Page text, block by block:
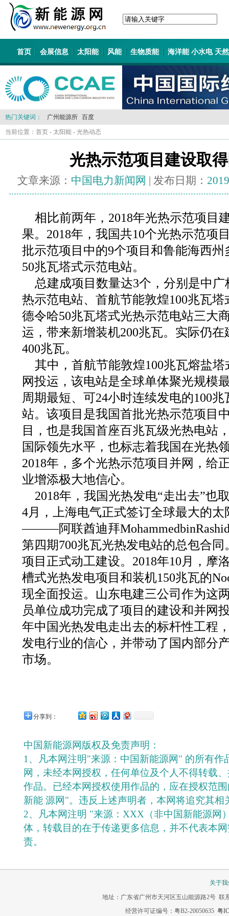
首页 会展信息 太阳能 风能 生物质能 海洋能 小水电 天
热门关键词： 广州能源所 百度
当前位置： 首页 - 太阳能 - 光热动态
光热示范项目建设取
文章来源： 中国电力新闻网 | 发布日期：
相比前两年，2018年光热示范项目
果。2018年，我国共10个光热示范项
批示范项目中的9个项目和鲁能海西
50兆瓦塔式示范电站。
总建成项目数量达3个，分别是中
热示范电站、首航节能敦煌100兆瓦
德令哈50兆瓦塔式光热示范电站三大
运，带来新增装机200兆瓦。实际仍
400兆瓦。
其中，首航节能敦煌100兆瓦熔盐
网投运，该电站是全球单体聚光规模
周期最短、可24小时连续发电的100
站。该项目是我国首批光热示范项目
目，也是我国首座百兆瓦级光热电站
国际领先水平，也标志着我国在光热
2018年，多个光热示范项目并网，给
业增添极大地信心。
2018年，我国光热发电“走出去”也
4月，上海电气正式签订全球最大的
———阿联酋迪拜
第四期700兆瓦光热发电站的总包合同
项目正式动工建设。2018年10月，摩
槽式光热发电项目和装机150兆瓦的
现全面投运。山东电建三公司作为这
员单位成功完成了项目的建设和并网
年中国光热发电走出去的标杆性工程
发电行业的信心，并带动了国内部分
市场。
分享到：
中国新能源网版权及免责声明：
1、凡本网注明"来源：中国新能源网" 的所有作
网，未经本网授权，任何单位及个人不得转载
作品。已经本网授权使用作品的，应在授权范
新能 源网"。违反上述声明者，本网将追究其相
2、凡本网注明 "来源：XXX（非中国新能源网
体，转载目的在于传递更多信息，并不代表本
责。
关于
地址：广东省广州市天河区五山能源路2号 联
经营许可证编号：粤B2-20050635 粤